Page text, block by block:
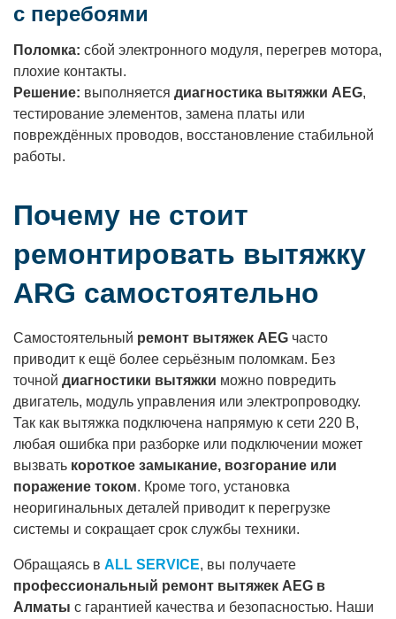
с перебоями
Поломка: сбой электронного модуля, перегрев мотора,
плохие контакты.
Решение: выполняется диагностика вытяжки AEG,
тестирование элементов, замена платы или
повреждённых проводов, восстановление стабильной
работы.
Почему не стоит
ремонтировать вытяжку
ARG самостоятельно
Самостоятельный ремонт вытяжек AEG часто
приводит к ещё более серьёзным поломкам. Без
точной диагностики вытяжки можно повредить
двигатель, модуль управления или электропроводку.
Так как вытяжка подключена напрямую к сети 220 В,
любая ошибка при разборке или подключении может
вызвать короткое замыкание, возгорание или
поражение током. Кроме того, установка
неоригинальных деталей приводит к перегрузке
системы и сокращает срок службы техники.
Обращаясь в ALL SERVICE, вы получаете
профессиональный ремонт вытяжек AEG в
Алматы с гарантией качества и безопасностью. Наши